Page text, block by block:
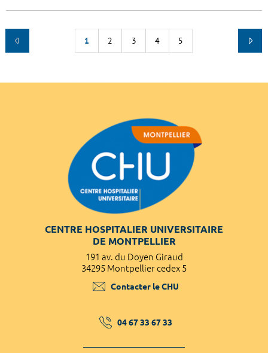
1 2 3 4 5
CENTRE HOSPITALIER UNIVERSITAIRE
DE MONTPELLIER
191 av. du Doyen Giraud
34295 Montpellier cedex 5
Contacter le CHU
04 67 33 67 33